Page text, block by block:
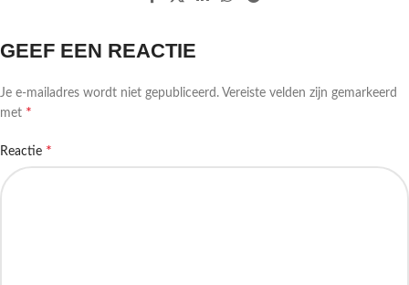
GEEF EEN REACTIE
Je e-mailadres wordt niet gepubliceerd. Vereiste velden zijn gemarkeerd
met *
Reactie *